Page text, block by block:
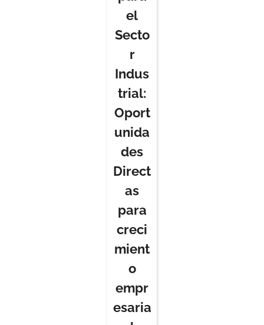
el
Secto
r
Indus
trial:
Oport
unida
des
Direct
as
para
creci
mient
o
empr
esaria